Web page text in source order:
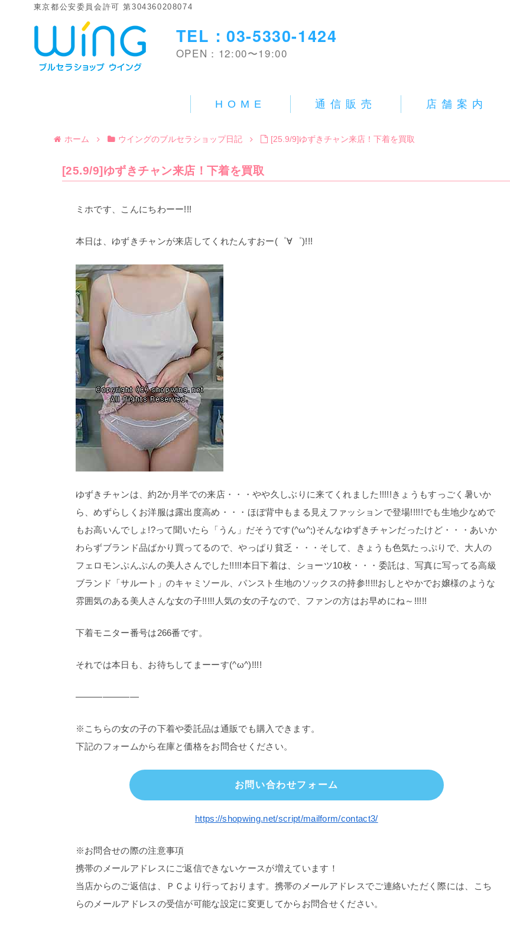
東京都公安委員会許可 第304360208074
TEL：03-5330-1424
OPEN：12:00〜19:00
HOME 通信販売 店舗案内
ホーム ウイングのブルセラショップ日記 [25.9/9]ゆずきチャン来店！下着を買取
[25.9/9]ゆずきチャン来店！下着を買取
ミホです、こんにちわーー!!!
本日は、ゆずきチャンが来店してくれたんすおー(゜∀゜)!!!
ゆずきチャンは、約2か月半での来店・・・やや久しぶりに来てくれました!!!!!きょうもすっごく暑いか
ら、めずらしくお洋服は露出度高め・・・ほぼ背中もまる見えファッションで登場!!!!!でも生地少なめで
もお高いんでしょ!?って聞いたら「うん」だそうです(^ω^;)そんなゆずきチャンだったけど・・・あいか
わらずブランド品ばかり買ってるので、やっぱり貧乏・・・そして、きょうも色気たっぷりで、大人の
フェロモンぷんぷんの美人さんでした!!!!!本日下着は、ショーツ10枚・・・委託は、写真に写ってる高級
ブランド「サルート」のキャミソール、パンスト生地のソックスの持参!!!!!おしとやかでお嬢様のような
雰囲気のある美人さんな女の子!!!!!人気の女の子なので、ファンの方はお早めにね～!!!!!
下着モニター番号は266番です。
それでは本日も、お待ちしてまーーす(^ω^)!!!!
———————
※こちらの女の子の下着や委託品は通販でも購入できます。
下記のフォームから在庫と価格をお問合せください。
お問い合わせフォーム
https://shopwing.net/script/mailform/contact3/
※お問合せの際の注意事項
携帯のメールアドレスにご返信できないケースが増えています！
当店からのご返信は、ＰＣより行っております。携帯のメールアドレスでご連絡いただく際には、こち
らのメールアドレスの受信が可能な設定に変更してからお問合せください。